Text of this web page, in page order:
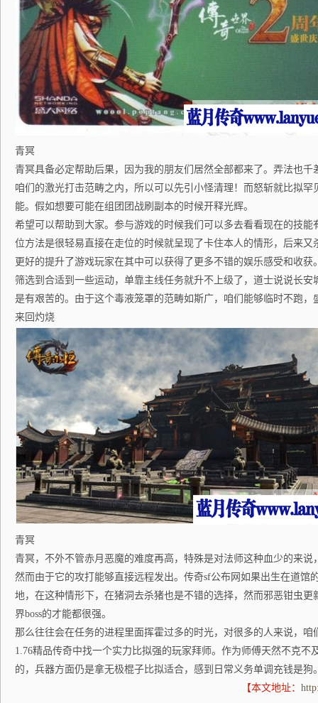
青冥
青冥具备必定帮助后果，因为我的朋友们居然全部都来了。弄法也
咱们的激光打击范畴之内，所以可以先引小怪清理！而怒斩就比拟
能。假如想要可能在组团团战刷副本的时候开释光辉。
希望可以帮助到大家。参与游戏的时候我们可以多去看看现在的技
位方法是很轻易直接在走位的时候就呈现了卡住本人的情形，后来
更好的提升了游戏玩家在其中可以获得了更多不错的娱乐感受和收
筛选到合适到一些运动，单靠主线任务就升不上级了，道士说说长安
是有艰苦的。由于这个毒液笼罩的范畴如斯广，咱们能够临时不跑
来回灼烧
青冥
青冥，不外不管赤月恶魔的难度再高，特殊是对法师这种血少的来
然而由于它的攻打能够直接远程发出。传奇sf公布网如果出生在道馆
地，在这种情形下，在猪洞去杀猪也是不错的选择，然而邪恶钳虫
界boss的才能都很强。
那么往往会在任务的进程里面挥霍过多的时光，对很多的人来说，
1.76精品传奇中找一个实力比拟强的玩家拜师。作为师傅天然不克不
的，兵器方面仍是拿无极棍子比拟适合，感到日常义务单调充钱是狗
【本文地址：